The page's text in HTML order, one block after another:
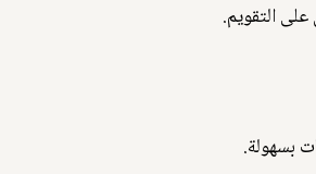
التقويم.
بسهولة.